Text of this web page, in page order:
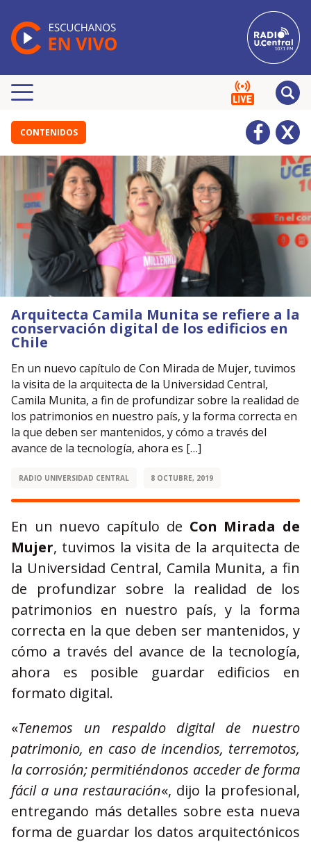
CONTENIDOS
Arquitecta Camila Munita se refiere a la
conservación digital de los edificios en
Chile
En un nuevo capítulo de Con Mirada de Mujer, tuvimos
la visita de la arquitecta de la Universidad Central,
Camila Munita, a fin de profundizar sobre la realidad de
los patrimonios en nuestro país, y la forma correcta en
la que deben ser mantenidos, y cómo a través del
avance de la tecnología, ahora es […]
RADIO UNIVERSIDAD CENTRAL 8 OCTUBRE, 2019
En un nuevo capítulo de Con Mirada de
Mujer, tuvimos la visita de la arquitecta de
la Universidad Central, Camila Munita, a fin
de profundizar sobre la realidad de los
patrimonios en nuestro país, y la forma
correcta en la que deben ser mantenidos, y
cómo a través del avance de la tecnología,
ahora es posible guardar edificios en
formato digital.
«Tenemos un respaldo digital de nuestro
patrimonio, en caso de incendios, terremotos,
la corrosión; permitiéndonos acceder de forma
fácil a una restauración«, dijo la profesional,
entregando más detalles sobre esta nueva
forma de guardar los datos arquitectónicos